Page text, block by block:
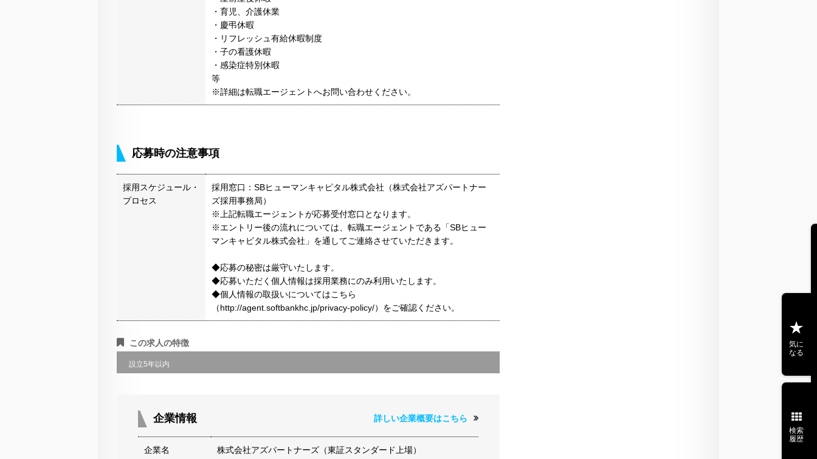
・育児、介護休業
・慶弔休暇
・リフレッシュ有給休暇制度
・子の看護休暇
・感染症特別休暇
等
※詳細は転職エージェントへお問い合わせください。
応募時の注意事項
採用スケジュール・
プロセス
採用窓口：SBヒューマンキャピタル株式会社（株式会社アズパートナー
ズ採用事務局）
※上記転職エージェントが応募受付窓口となります。
※エントリー後の流れについては、転職エージェントである「SBヒュー
マンキャピタル株式会社」を通してご連絡させていただきます。
◆応募の秘密は厳守いたします。
◆応募いただく個人情報は採用業務にのみ利用いたします。
◆個人情報の取扱いについてはこちら
（http://agent.softbankhc.jp/privacy-policy/）をご確認ください。
この求人の特徴
設立5年以内
企業情報 詳しい企業概要はこちら
企業名 株式会社アズパートナーズ（東証スタンダード上場）
気に
なる
検索
履歴